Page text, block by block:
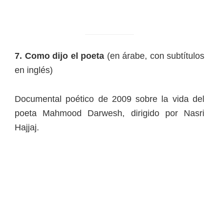
7. Como dijo el poeta (en árabe, con subtítulos
en inglés)
Documental poético de 2009 sobre la vida del
poeta Mahmood Darwesh, dirigido por Nasri
Hajjaj.